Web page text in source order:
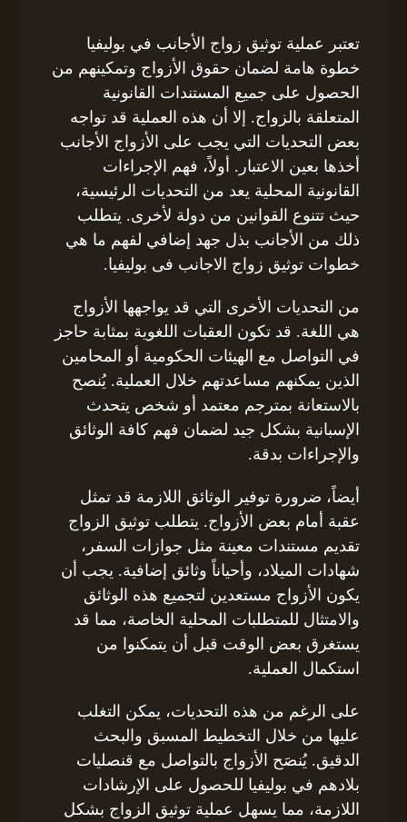
تعتبر عملية توثيق زواج الأجانب في بوليفيا
خطوة هامة لضمان حقوق الأزواج وتمكينهم من
الحصول على جميع المستندات القانونية
المتعلقة بالزواج. إلا أن هذه العملية قد تواجه
بعض التحديات التي يجب على الأزواج الأجانب
أخذها بعين الاعتبار. أولاً، فهم الإجراءات
القانونية المحلية يعد من التحديات الرئيسية،
حيث تتنوع القوانين من دولة لأخرى. يتطلب
ذلك من الأجانب بذل جهد إضافي لفهم ما هي
خطوات توثيق زواج الاجانب فى بوليفيا.
من التحديات الأخرى التي قد يواجهها الأزواج
هي اللغة. قد تكون العقبات اللغوية بمثابة حاجز
في التواصل مع الهيئات الحكومية أو المحامين
الذين يمكنهم مساعدتهم خلال العملية. يُنصح
بالاستعانة بمترجم معتمد أو شخص يتحدث
الإسبانية بشكل جيد لضمان فهم كافة الوثائق
والإجراءات بدقة.
أيضاً، ضرورة توفير الوثائق اللازمة قد تمثل
عقبة أمام بعض الأزواج. يتطلب توثيق الزواج
تقديم مستندات معينة مثل جوازات السفر،
شهادات الميلاد، وأحياناً وثائق إضافية. يجب أن
يكون الأزواج مستعدين لتجميع هذه الوثائق
والامتثال للمتطلبات المحلية الخاصة، مما قد
يستغرق بعض الوقت قبل أن يتمكنوا من
استكمال العملية.
على الرغم من هذه التحديات، يمكن التغلب
عليها من خلال التخطيط المسبق والبحث
الدقيق. يُنصَح الأزواج بالتواصل مع قنصليات
بلادهم في بوليفيا للحصول على الإرشادات
اللازمة، مما يسهل عملية توثيق الزواج بشكل